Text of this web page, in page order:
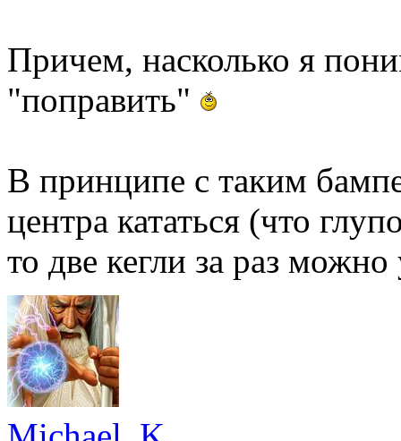
Причем, насколько я
"поправить"
В принципе с таким
центра кататься (что
то две кегли за раз можно